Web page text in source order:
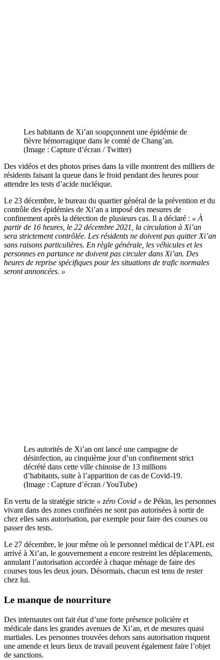
Les habitants de Xi’an soupçonnent une épidémie de
fièvre hémorragique dans le comté de Chang’an.
(Image : Capture d’écran / Twitter)
Des vidéos et des photos prises dans la ville montrent des milliers de
résidents faisant la queue dans le froid pendant des heures pour
attendre les tests d’acide nucléique.
Le 23 décembre, le bureau du quartier général de la prévention et du
contrôle des épidémies de Xi’an a imposé des mesures de
confinement après la détection de plusieurs cas. Il a déclaré : « À
partir de 16 heures, le 22 décembre 2021, la circulation à Xi’an
sera strictement contrôlée. Les résidents ne doivent pas quitter Xi’an
sans raisons particulières. En règle générale, les véhicules et les
personnes en partance ne doivent pas circuler dans Xi’an. Des
heures de reprise spécifiques pour les situations de trafic normales
seront annoncées. »
Les autorités de Xi’an ont lancé une campagne de
désinfection, au cinquième jour d’un confinement strict
décrété dans cette ville chinoise de 13 millions
d’habitants, suite à l’apparition de cas de Covid-19.
(Image : Capture d’écran / YouTube)
En vertu de la stratégie stricte « zéro Covid » de Pékin, les personnes
vivant dans des zones confinées ne sont pas autorisées à sortir de
chez elles sans autorisation, par exemple pour faire des courses ou
passer des tests.
Le 27 décembre, le jour même où le personnel médical de l’APL est
arrivé à Xi’an, le gouvernement a encore restreint les déplacements,
annulant l’autorisation accordée à chaque ménage de faire des
courses tous les deux jours. Désormais, chacun est tenu de rester
chez lui.
Le manque de nourriture
Des internautes ont fait état d’une forte présence policière et
médicale dans les grandes avenues de Xi’an, et de mesures quasi
martiales. Les personnes trouvées dehors sans autorisation risquent
une amende et leurs lieux de travail peuvent également faire l’objet
de sanctions.